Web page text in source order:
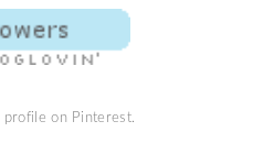
on Pinterest.